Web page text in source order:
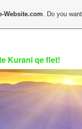
Kurani qe flet!
Website.com. Do you